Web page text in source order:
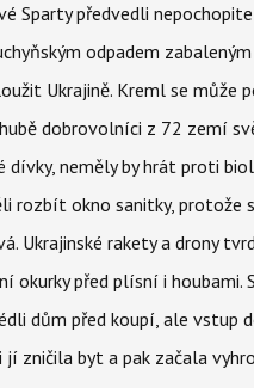
Sparty předvedli
odpadem
Ukrajině. Kreml se
dobrovolníci z 72 zemí
dívky, neměly by hrát proti
rozbít okno sanitky,
Ukrajinské rakety a drony
okurky před plísní i
dům před koupí, ale
jí zničila byt a pak začala